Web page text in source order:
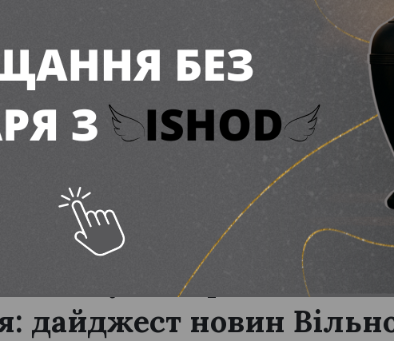
гривень продуктів: ліцей №3 у Вільногірську готує закупівлі
евакуація, ремонти та
дайджест новин